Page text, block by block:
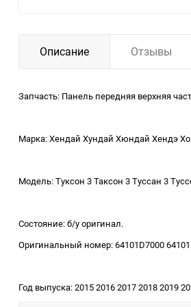
Описание Отзывы
Запчасть: Панель передняя верхняя
Марка: Хендай Хундай Хюндай Хендэ
Модель: Туксон 3 Таксон 3 Туссан 3
Состояние: б/у оригинал.
Оригинальный номер: 64101D7000
Год выпуска: 2015 2016 2017 2018 2019